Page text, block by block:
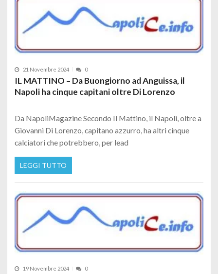
21 Novembre 2024 0
IL MATTINO – Da Buongiorno ad Anguissa, il
Napoli ha cinque capitani oltre Di Lorenzo
Da NapoliMagazine Secondo Il Mattino, il Napoli, oltre a
Giovanni Di Lorenzo, capitano azzurro, ha altri cinque
calciatori che potrebbero, per lead
LEGGI TUTTO
19 Novembre 2024 0